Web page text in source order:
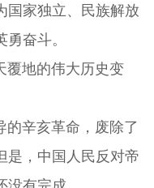
国家独立、民族解放
奋斗。
地的伟大历史变
辛亥革命，废除了
是，中国人民反对帝